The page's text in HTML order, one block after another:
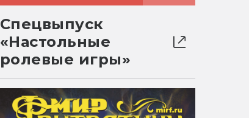
Спецвыпуск
«Настольные
ролевые игры»